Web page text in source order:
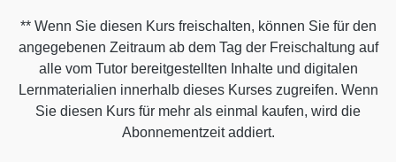
** Wenn Sie diesen Kurs freischalten, können Sie für den
angegebenen Zeitraum ab dem Tag der Freischaltung auf
alle vom Tutor bereitgestellten Inhalte und digitalen
Lernmaterialien innerhalb dieses Kurses zugreifen. Wenn
Sie diesen Kurs für mehr als einmal kaufen, wird die
Abonnementzeit addiert.